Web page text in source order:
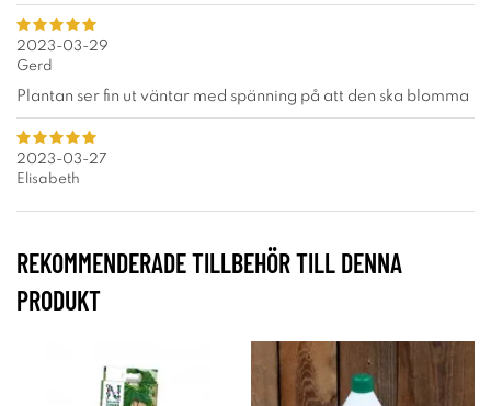
2023-03-29
Gerd
Plantan ser fin ut väntar med spänning på att den ska blomma
2023-03-27
Elisabeth
REKOMMENDERADE TILLBEHÖR TILL DENNA
PRODUKT